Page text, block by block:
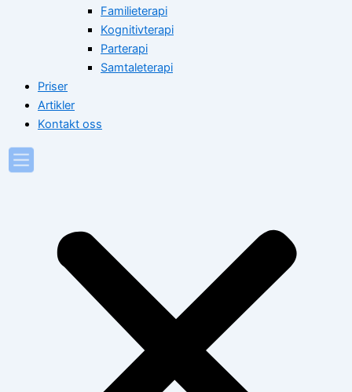
Familieterapi
Kognitivterapi
Parterapi
Samtaleterapi
Priser
Artikler
Kontakt oss